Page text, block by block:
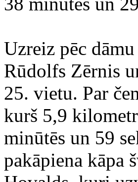
Uzreiz pēc
Rūdolfs Zērnis
25. vietu. Par
kurš 5,9
minūtēs un 59
pakāpiena kāpa